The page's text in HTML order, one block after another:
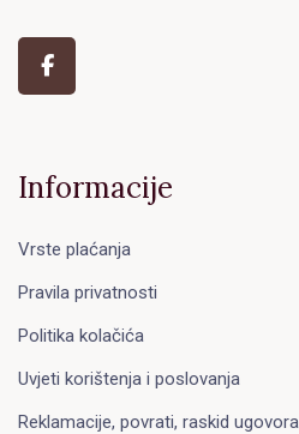
Informacije
Vrste plaćanja
Pravila privatnosti
Politika kolačića
Uvjeti korištenja i poslovanja
Reklamacije, povrati, raskid ugovora